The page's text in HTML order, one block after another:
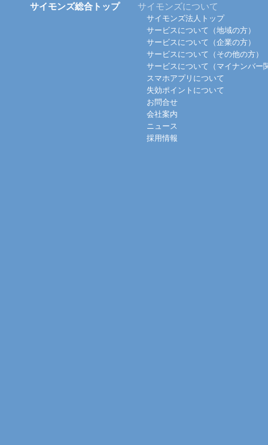
サイモンズ総合トップ サイモンズについて
サイモンズ法人トップ
サービスについて（地域の方）
サービスについて（企業の方）
サービスについて（その他の方）
サービスについて（マイナンバー
スマホアプリについて
失効ポイントについて
お問合せ
会社案内
ニュース
採用情報